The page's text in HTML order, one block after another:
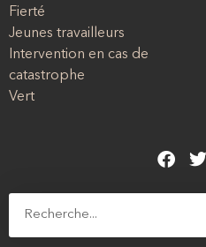
Fierté
Jeunes travailleurs
Intervention en cas de
catastrophe
Vert